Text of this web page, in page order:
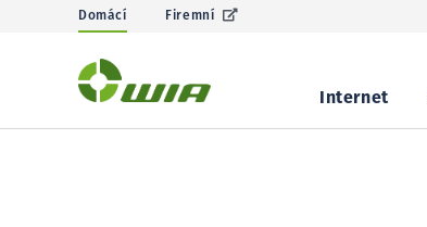
Domácí Firemní
Internet